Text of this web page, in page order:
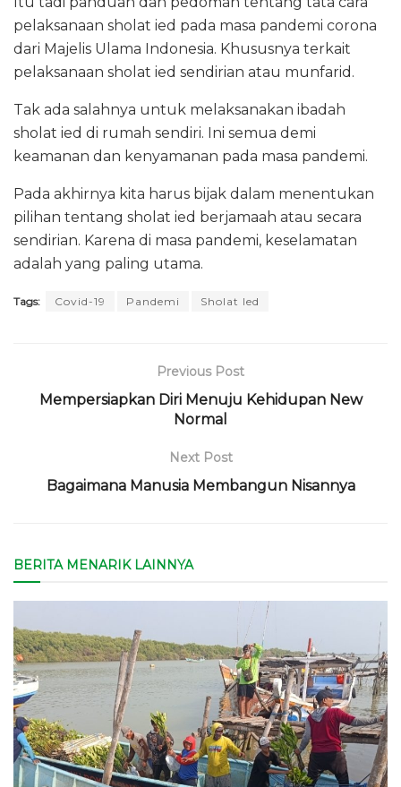
pelaksanaan sholat ied pada masa pandemi corona
dari Majelis Ulama Indonesia. Khususnya terkait
pelaksanaan sholat ied sendirian atau munfarid.
Tak ada salahnya untuk melaksanakan ibadah
sholat ied di rumah sendiri. Ini semua demi
keamanan dan kenyamanan pada masa pandemi.
Pada akhirnya kita harus bijak dalam menentukan
pilihan tentang sholat ied berjamaah atau secara
sendirian. Karena di masa pandemi, keselamatan
adalah yang paling utama.
Tags: Covid-19 Pandemi Sholat Ied
Previous Post
Mempersiapkan Diri Menuju Kehidupan New
Normal
Next Post
Bagaimana Manusia Membangun Nisannya
BERITA MENARIK LAINNYA